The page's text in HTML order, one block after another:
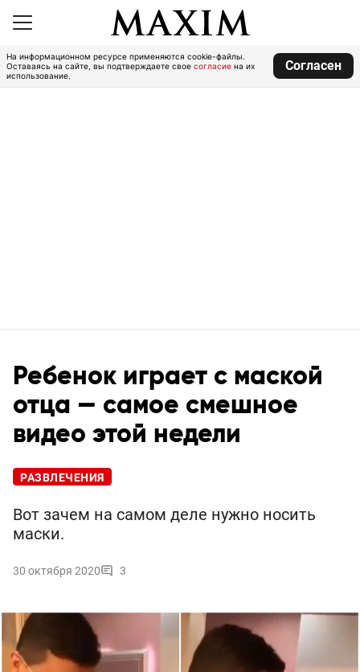
На информационном ресурсе применяются cookie-файлы.
Оставаясь на сайте, вы подтверждаете свое согласие на их
использование.
Согласен
Ребенок играет с маской
отца — самое смешное
видео этой недели
РАЗВЛЕЧЕНИЯ
Вот зачем на самом деле нужно носить
маски.
30 октября 2020 3